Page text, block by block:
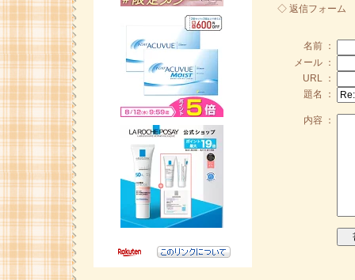
◇ 返信フォーム
名前 ：
メール ：
URL ：
題名 ：
内容 ：